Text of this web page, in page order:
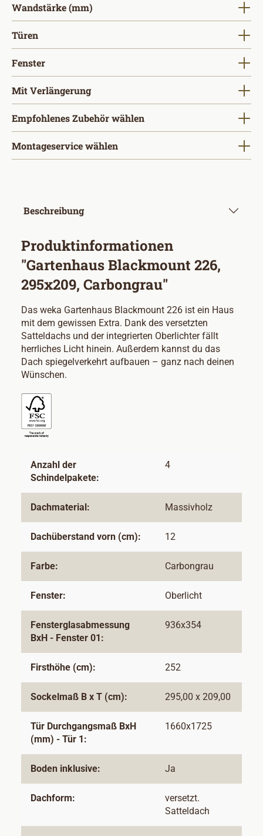
Wandstärke (mm)
Türen
Fensterauswählen
Mit Verlängerungauswählen
Empfohlenes Zubehör wählen
Montageservice wählen
Beschreibung
Produktinformationen
"Gartenhaus Blackmount 226,
295x209, Carbongrau"
Das weka Gartenhaus Blackmount 226 ist ein Haus
mit dem gewissen Extra. Dank des versetzten
Satteldachs und der integrierten Oberlichter fällt
herrliches Licht hinein. Außerdem kannst du das
Dach spiegelverkehrt aufbauen – ganz nach deinen
Wünschen.
Anzahl der
Schindelpakete:
4
Dachmaterial: Massivholz
Dachüberstand vorn (cm): 12
Farbe: Carbongrau
Fenster: Oberlicht
Fensterglasabmessung
BxH - Fenster 01:
936x354
Firsthöhe (cm): 252
Sockelmaß B x T (cm): 295,00 x 209,00
Tür Durchgangsmaß BxH
(mm) - Tür 1:
1660x1725
Boden inklusive: Ja
Dachform:
versetzt.
Satteldach